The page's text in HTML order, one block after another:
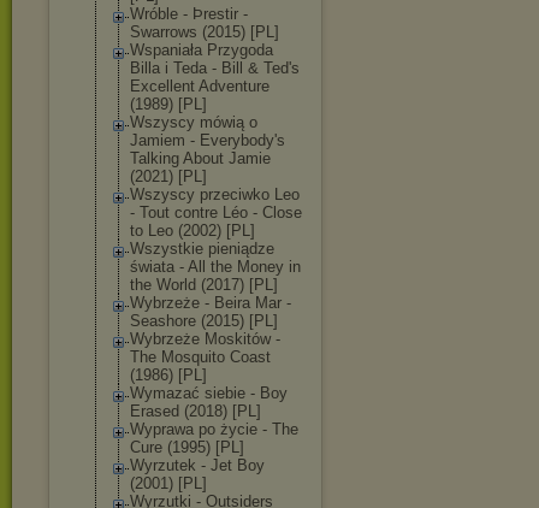
Wróble - Þrestir -
Swarrows (2015) [PL]
Wspaniała Przygoda
Billa i Teda - Bill & Ted's
Excellent Adventure
(1989) [PL]
Wszyscy mówią o
Jamiem - Everybody's
Talking About Jamie
(2021) [PL]
Wszyscy przeciwko Leo
- Tout contre Léo - Close
to Leo (2002) [PL]
Wszystkie pieniądze
świata - All the Money in
the World (2017) [PL]
Wybrzeże - Beira Mar -
Seashore (2015) [PL]
Wybrzeże Moskitów -
The Mosquito Coast
(1986) [PL]
Wymazać siebie - Boy
Erased (2018) [PL]
Wyprawa po życie - The
Cure (1995) [PL]
Wyrzutek - Jet Boy
(2001) [PL]
Wyrzutki - Outsiders